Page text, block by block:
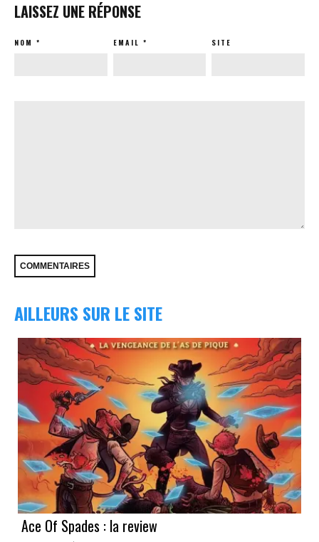
LAISSEZ UNE RÉPONSE
NOM * EMAIL * SITE
AILLEURS SUR LE SITE
Ace Of Spades : la review